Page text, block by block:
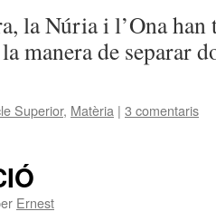
la Núria i l’Ona
manera de separar
Superior, Matèria | 3 comentaris
Ernest